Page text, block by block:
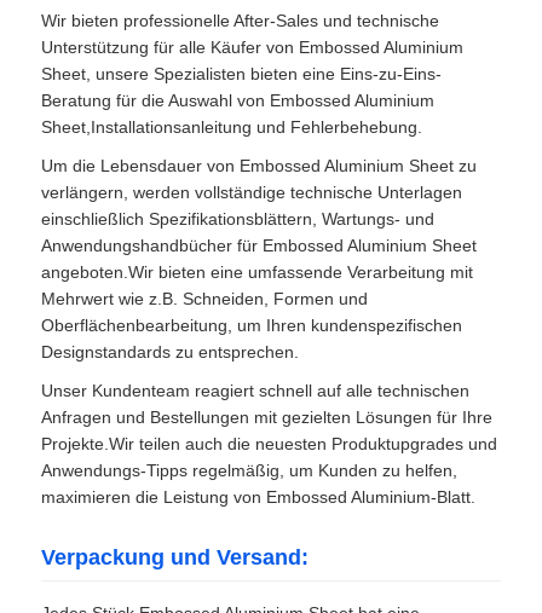
Wir bieten professionelle After-Sales und technische
Unterstützung für alle Käufer von Embossed Aluminium
Sheet, unsere Spezialisten bieten eine Eins-zu-Eins-
Beratung für die Auswahl von Embossed Aluminium
Sheet,Installationsanleitung und Fehlerbehebung.
Um die Lebensdauer von Embossed Aluminium Sheet zu
verlängern, werden vollständige technische Unterlagen
einschließlich Spezifikationsblättern, Wartungs- und
Anwendungshandbücher für Embossed Aluminium Sheet
angeboten.Wir bieten eine umfassende Verarbeitung mit
Mehrwert wie z.B. Schneiden, Formen und
Oberflächenbearbeitung, um Ihren kundenspezifischen
Designstandards zu entsprechen.
Unser Kundenteam reagiert schnell auf alle technischen
Anfragen und Bestellungen mit gezielten Lösungen für Ihre
Projekte.Wir teilen auch die neuesten Produktupgrades und
Anwendungs-Tipps regelmäßig, um Kunden zu helfen,
maximieren die Leistung von Embossed Aluminium-Blatt.
Verpackung und Versand: